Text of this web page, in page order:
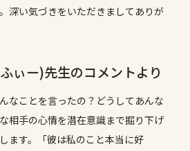
深い気づきをいただきましてありが
ぃー)先生のコメントより
なことを言ったの？どうしてあんな
相手の心情を潜在意識まで掘り下げ
ます。「彼は私のこと本当に好